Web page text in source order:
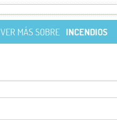
VER MÁS SOBRE INCENDIOS